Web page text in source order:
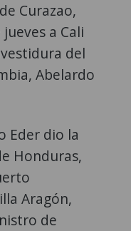
Curazao,
a Cali
del
Abelardo
Eder dio la
Honduras,
Aragón,
de